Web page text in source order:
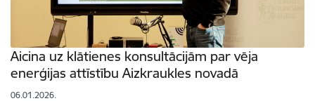
Aicina uz klātienes konsultācijām par vēja
enerģijas attīstību Aizkraukles novadā
06.01.2026.